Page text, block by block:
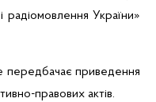
України»
приведення
правових актів.